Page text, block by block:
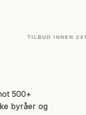
TILBUD INNEN
500+
byråer og